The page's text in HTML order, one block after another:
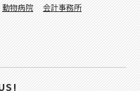
動物病院
会計事務所